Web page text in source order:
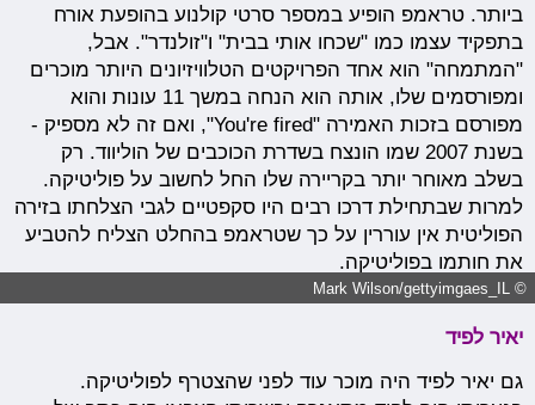
ביותר. טראמפ הופיע במספר סרטי קולנוע בהופעת אורח
בתפקיד עצמו כמו "שכחו אותי בבית" ו"זולנדר". אבל,
"המתמחה" הוא אחד הפרויקטים הטלוויזיונים היותר מוכרים
ומפורסמים שלו, אותה הוא הנחה במשך 11 עונות והוא
מפורסם בזכות האמירה "You're fired", ואם זה לא מספיק -
בשנת 2007 שמו הונצח בשדרת הכוכבים של הוליווד.
רק
בשלב מאוחר יותר בקריירה שלו החל לחשוב על פוליטיקה.
למרות שבתחילת דרכו רבים היו סקפטיים לגבי הצלחתו בזירה
הפוליטית אין עוררין על כך שטראמפ בהחלט הצליח להטביע
את חותמו בפוליטיקה.
© Mark Wilson/gettyimgaes_IL
יאיר לפיד
גם יאיר לפיד היה מוכר עוד לפני שהצטרף לפוליטיקה.